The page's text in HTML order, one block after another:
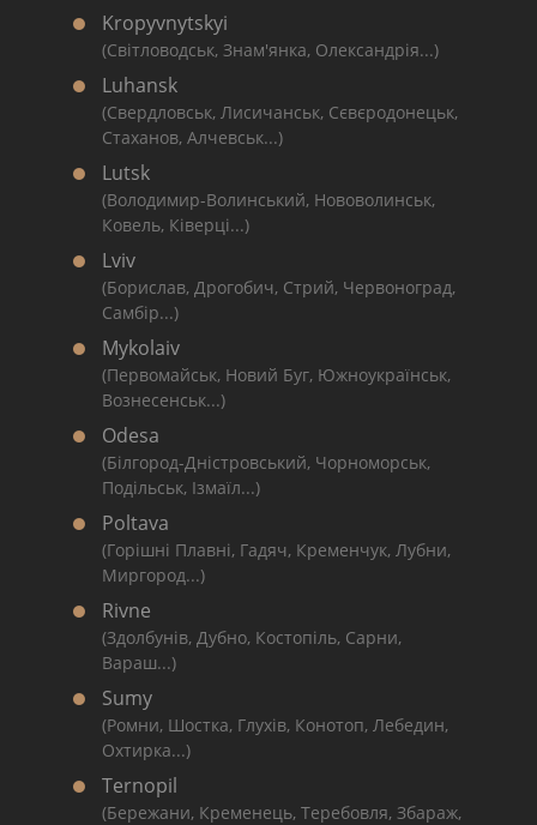
Kropyvnytskyi
(Світловодськ, Знам'янка, Олександрія...)
Luhansk
(Свердловськ, Лисичанськ, Сєвєродонецьк,
Стаханов, Алчевськ...)
Lutsk
(Володимир-Волинський, Нововолинськ,
Ковель, Ківерці...)
Lviv
(Борислав, Дрогобич, Стрий, Червоноград,
Самбір...)
Mykolaiv
(Первомайськ, Новий Буг, Южноукраїнськ,
Вознесенськ...)
Odesa
(Білгород-Дністровський, Чорноморськ,
Подільськ, Ізмаїл...)
Poltava
(Горішні Плавні, Гадяч, Кременчук, Лубни,
Миргород...)
Rivne
(Здолбунів, Дубно, Костопіль, Сарни,
Вараш...)
Sumy
(Ромни, Шостка, Глухів, Конотоп, Лебедин,
Охтирка...)
Ternopil
(Бережани, Кременець, Теребовля, Збараж,